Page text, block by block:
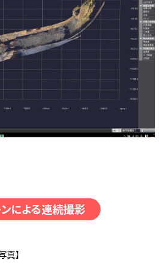
による連続撮影
真】